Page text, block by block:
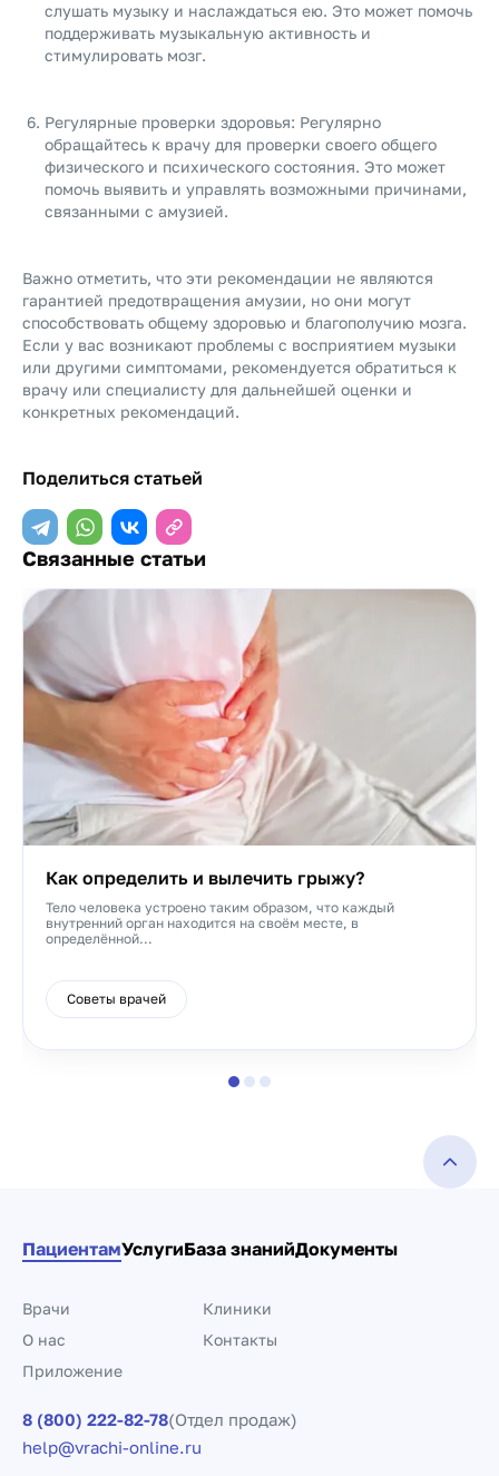
слушать музыку и наслаждаться ею. Это может помочь
поддерживать музыкальную активность и
стимулировать мозг.
Регулярные проверки здоровья: Регулярно
обращайтесь к врачу для проверки своего общего
физического и психического состояния. Это может
помочь выявить и управлять возможными причинами,
связанными с амузией.
Важно отметить, что эти рекомендации не являются
гарантией предотвращения амузии, но они могут
способствовать общему здоровью и благополучию мозга.
Если у вас возникают проблемы с восприятием музыки
или другими симптомами, рекомендуется обратиться к
врачу или специалисту для дальнейшей оценки и
конкретных рекомендаций.
Поделиться статьей
Связанные статьи
Как определить и вылечить грыжу?
Тело человека устроено таким образом, что каждый
внутренний орган находится на своём месте, в
определённой...
Советы врачей
ПациентамУслугиБаза знанийДокументы
Врачи
Клиники
О нас
Контакты
Приложение
8 (800) 222-82-78(Отдел продаж)
help@vrachi-online.ru